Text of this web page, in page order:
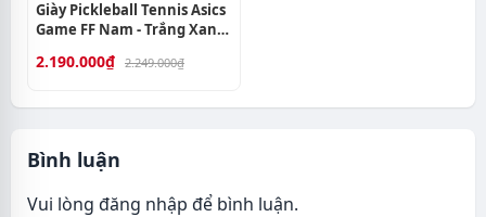
Giày Pickleball Tennis Asics
Game FF Nam - Trắng Xanh
2.190.000₫ 2.249.000₫
Bình luận
Vui lòng đăng nhập để bình luận.